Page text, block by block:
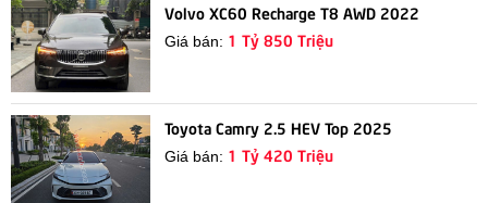
Volvo XC60 Recharge T8 AWD 2022
Giá bán: 1 Tỷ 850 Triệu
Toyota Camry 2.5 HEV Top 2025
Giá bán: 1 Tỷ 420 Triệu